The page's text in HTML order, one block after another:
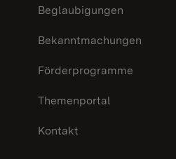
Beglaubigungen
Bekanntmachungen
Förderprogramme
Themenportal
Kontakt